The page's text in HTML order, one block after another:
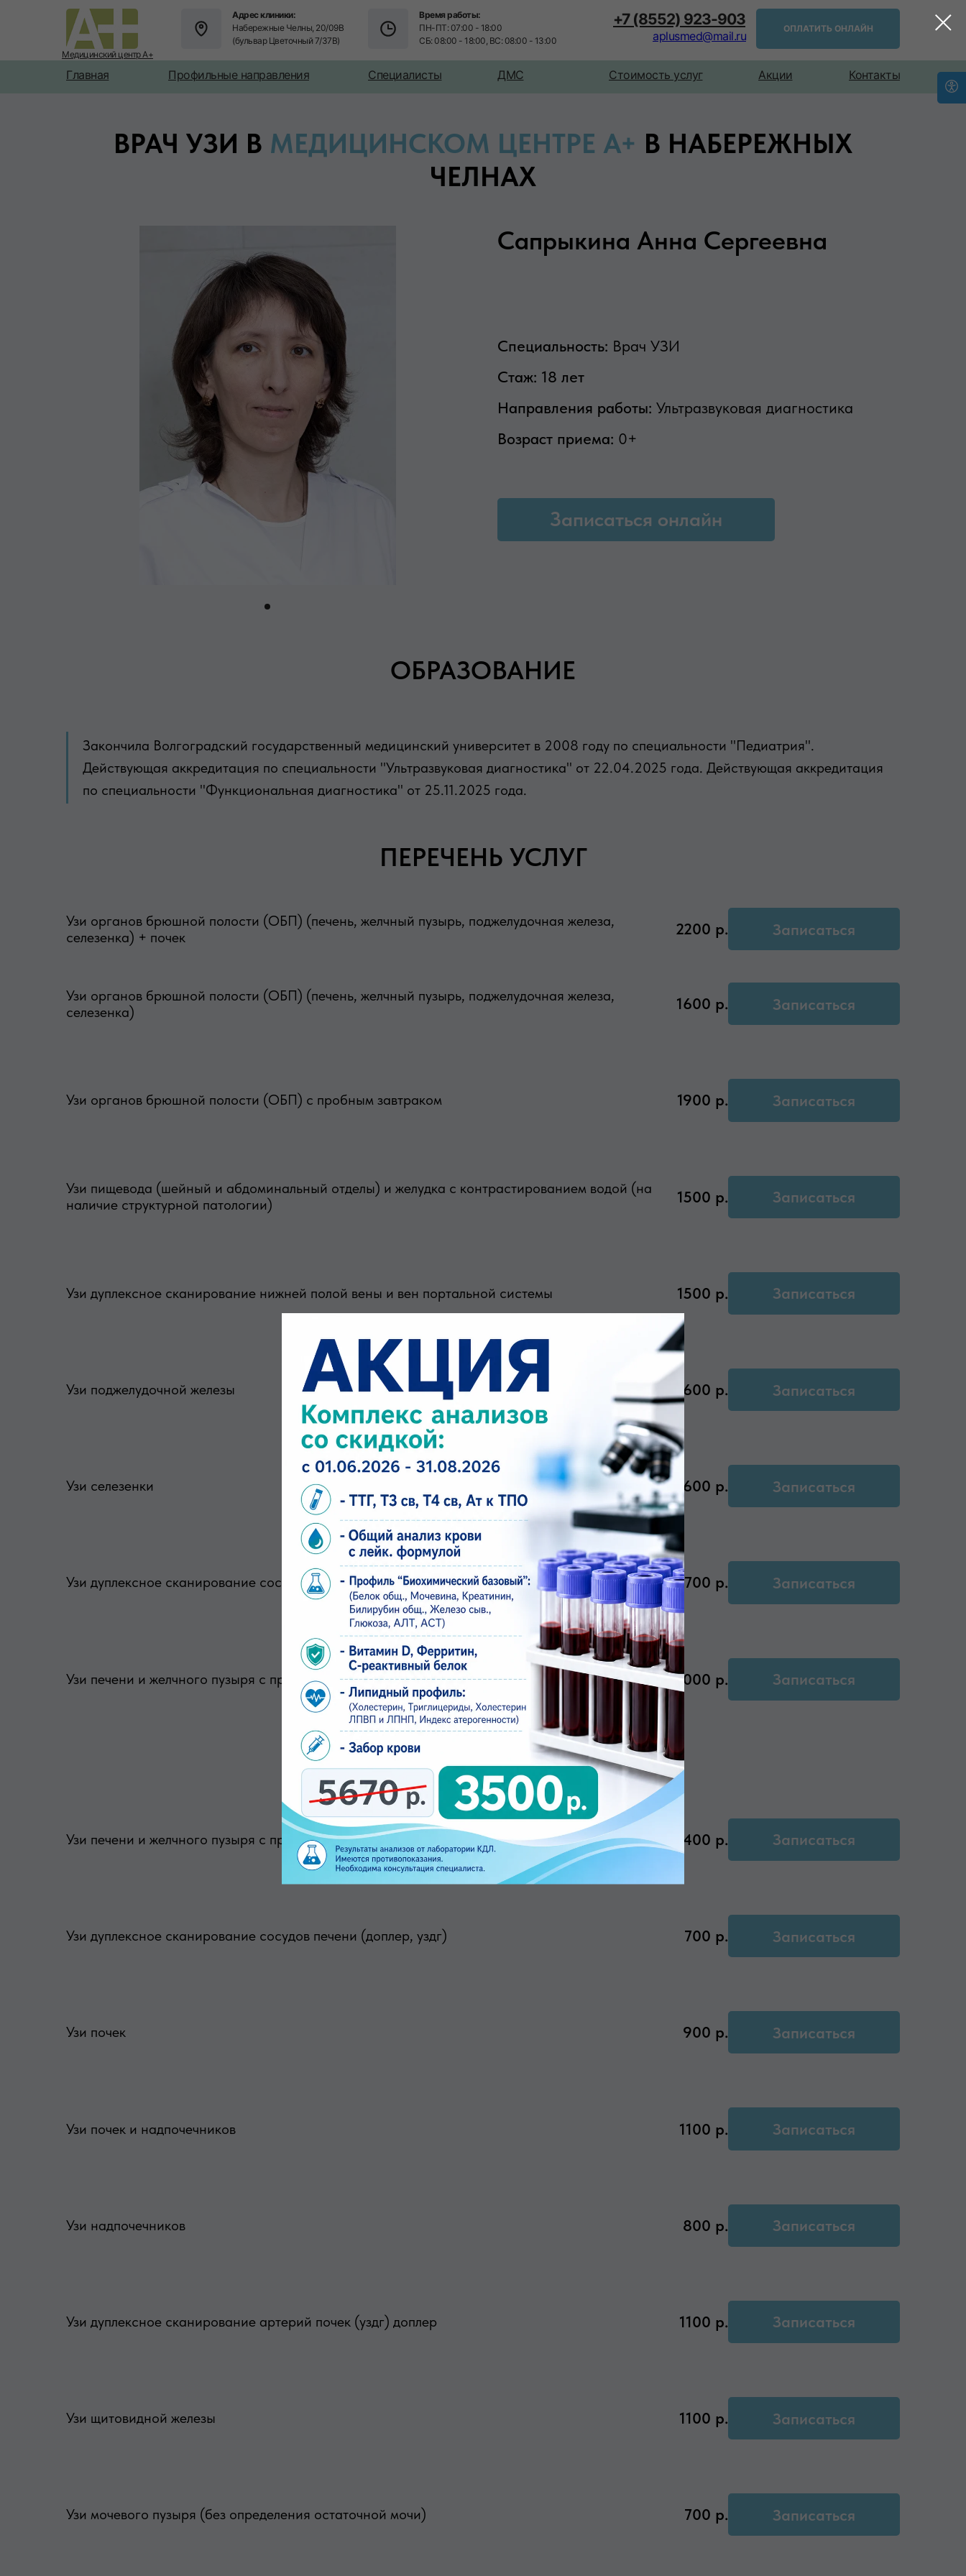
+7 (8552) 923-903
Время работы:
ПН-ПТ: 07:00 - 18:00
СБ: 08:00 - 18:00, ВС: 08:00 - 13:00
aplusmed@mail.ru
Адрес клиники:
Набережные Челны, 20/09В
(бульвар Цветочный 7/37В)
ОПЛАТИТЬ ОНЛАЙН
Контакты
Акции
Стоимость услуг
ДМС
Специалисты
Профильные направления
Главная
Медицинский центр А+
ВРАЧ УЗИ В МЕДИЦИНСКОМ ЦЕНТРЕ А+ В НАБЕРЕЖНЫХ
ЧЕЛНАХ
Сапрыкина Анна Сергеевна
Специальность: Врач УЗИ
Стаж: 18 лет
Направления работы: Ультразвуковая диагностика
Возраст приема: 0+
Записаться онлайн
ОБРАЗОВАНИЕ
Закончила Волгоградский государственный медицинский университет в 2008 году по специальности "Педиатрия".
Действующая аккредитация по специальности "Ультразвуковая диагностика" от 22.04.2025 года. Действующая аккредитация
по специальности "Функциональная диагностика" от 25.11.2025 года.
ПЕРЕЧЕНЬ УСЛУГ
Узи органов брюшной полости (ОБП) (печень, желчный пузырь, поджелудочная железа,
селезенка) + почек
2200 р. Записаться
Узи органов брюшной полости (ОБП) (печень, желчный пузырь, поджелудочная железа,
селезенка)
1600 р. Записаться
Узи органов брюшной полости (ОБП) с пробным завтраком 1900 р. Записаться
Узи пищевода (шейный и абдоминальный отделы) и желудка с контрастированием водой (на
наличие структурной патологии)
1500 р. Записаться
Узи дуплексное сканирование нижней полой вены и вен портальной системы 1500 р. Записаться
Узи поджелудочной железы 600 р. Записаться
Узи селезенки 600 р. Записаться
Узи дуплексное сканирование сосудов селезенки (уздг) доплер 700 р. Записаться
Узи печени и желчного пузыря с протоками 1000 р. Записаться
Полный перечень услуг
Узи печени и желчного пузыря с пробным завтраком 1400 р. Записаться
Узи дуплексное сканирование сосудов печени (доплер, уздг) 700 р. Записаться
Узи почек 900 р. Записаться
Узи почек и надпочечников 1100 р. Записаться
Узи надпочечников 800 р. Записаться
Узи дуплексное сканирование артерий почек (уздг) доплер 1100 р. Записаться
Узи щитовидной железы 1100 р. Записаться
Узи мочевого пузыря (без определения остаточной мочи) 700 р. Записаться